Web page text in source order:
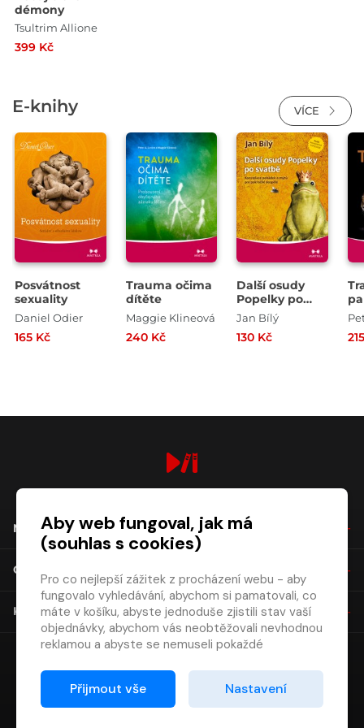
démony
Tsultrim Allione
399 Kč
E-knihy VÍCE
Posvátnost
sexuality
Daniel Odier
165 Kč
Trauma očima
dítěte
Maggie Klineová
240 Kč
Další osudy
Popelky po
svatbě
Jan Bílý
130 Kč
NÁKUP
O SPOLEČNOSTI
KONTAKT
Aby web fungoval, jak má
(souhlas s cookies)
Pro co nejlepší zážitek z procházení webu - aby
fungovalo vyhledávání, abychom si pamatovali, co
máte v košíku, abyste jednoduše zjistili stav vaší
objednávky, abychom vás neobtěžovali nevhodnou
reklamou a abyste se nemuseli pokaždé
Proto od vás potřebujeme souhlas se
zpracováním souborů cookies
Přijmout vše Nastavení